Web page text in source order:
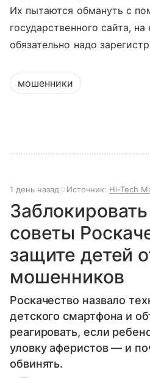
Их пытаются обмануть с
государственного сайта,
обязательно надо
мошенники
1 день назад Источник: Hi-Tech
советы
защите детей
мошенников
Роскачество назвало
детского смартфона и
реагировать, если
уловку аферистов — и
обвинять.